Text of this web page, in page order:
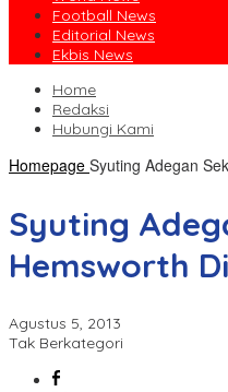
Football News
Editorial News
Ekbis News
Home
Redaksi
Hubungi Kami
Homepage Syuting Adegan
Syuting
Hemsworth
Agustus 5, 2013
Tak Berkategori